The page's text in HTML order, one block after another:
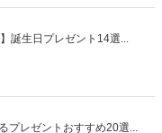
誕生日プレゼント14選...
プレゼントおすすめ20選...